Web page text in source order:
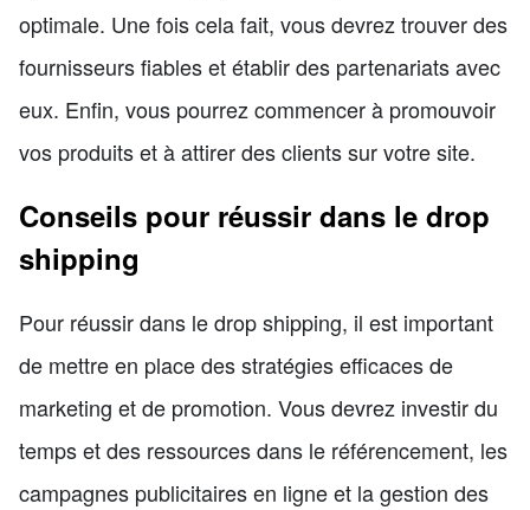
optimale. Une fois cela fait, vous devrez trouver des
fournisseurs fiables et établir des partenariats avec
eux. Enfin, vous pourrez commencer à promouvoir
vos produits et à attirer des clients sur votre site.
Conseils pour réussir dans le drop
shipping
Pour réussir dans le drop shipping, il est important
de mettre en place des stratégies efficaces de
marketing et de promotion. Vous devrez investir du
temps et des ressources dans le référencement, les
campagnes publicitaires en ligne et la gestion des